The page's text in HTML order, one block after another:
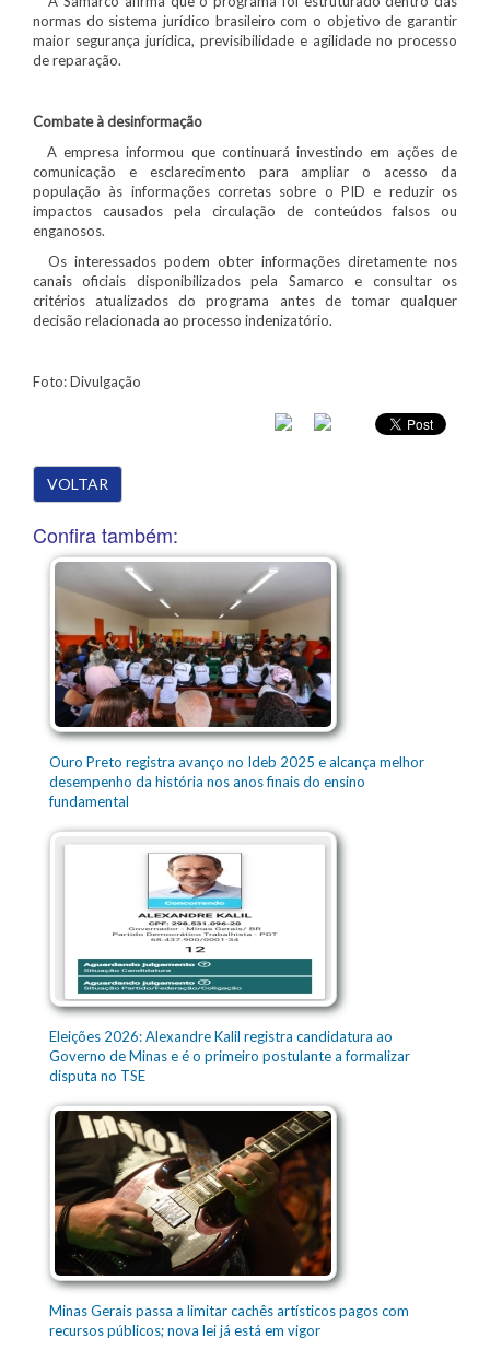
normas do sistema jurídico brasileiro com o objetivo de garantir
maior segurança jurídica, previsibilidade e agilidade no processo
de reparação.
Combate à desinformação
A empresa informou que continuará investindo em ações de
comunicação e esclarecimento para ampliar o acesso da
população às informações corretas sobre o PID e reduzir os
impactos causados pela circulação de conteúdos falsos ou
enganosos.
Os interessados podem obter informações diretamente nos
canais oficiais disponibilizados pela Samarco e consultar os
critérios atualizados do programa antes de tomar qualquer
decisão relacionada ao processo indenizatório.
Foto: Divulgação
VOLTAR
Confira também:
Ouro Preto registra avanço no Ideb 2025 e alcança melhor
desempenho da história nos anos finais do ensino
fundamental
Eleições 2026: Alexandre Kalil registra candidatura ao
Governo de Minas e é o primeiro postulante a formalizar
disputa no TSE
Minas Gerais passa a limitar cachês artísticos pagos com
recursos públicos; nova lei já está em vigor